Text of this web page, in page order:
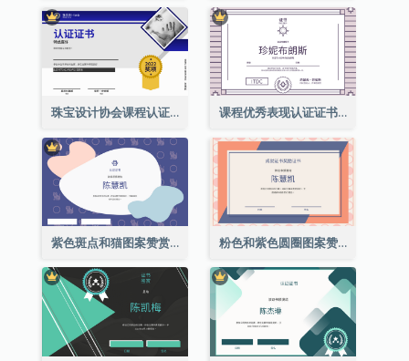
珠宝设计协会课程认证证书 课程优秀表现认证证书
紫色斑点和猫图案赞赏证书 粉色和紫色圆圈图案赞赏证书